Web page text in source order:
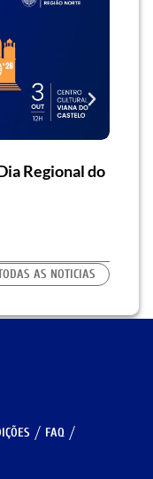
Regional do
AS NOTICIAS
FAQ